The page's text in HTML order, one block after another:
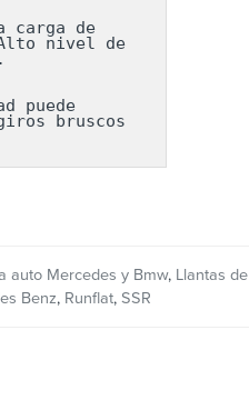
carga de
nivel de
puede
bruscos
auto Mercedes y Bmw, Llantas de
Benz, Runflat, SSR